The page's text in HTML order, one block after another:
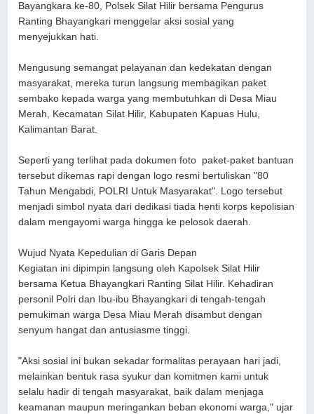
Bayangkara ke-80, Polsek Silat Hilir bersama Pengurus
Ranting Bhayangkari menggelar aksi sosial yang
menyejukkan hati.
Mengusung semangat pelayanan dan kedekatan dengan
masyarakat, mereka turun langsung membagikan paket
sembako kepada warga yang membutuhkan di Desa Miau
Merah, Kecamatan Silat Hilir, Kabupaten Kapuas Hulu,
Kalimantan Barat.
Seperti yang terlihat pada dokumen foto paket-paket bantuan
tersebut dikemas rapi dengan logo resmi bertuliskan "80
Tahun Mengabdi, POLRI Untuk Masyarakat". Logo tersebut
menjadi simbol nyata dari dedikasi tiada henti korps kepolisian
dalam mengayomi warga hingga ke pelosok daerah.
Wujud Nyata Kepedulian di Garis Depan
Kegiatan ini dipimpin langsung oleh Kapolsek Silat Hilir
bersama Ketua Bhayangkari Ranting Silat Hilir. Kehadiran
personil Polri dan Ibu-ibu Bhayangkari di tengah-tengah
pemukiman warga Desa Miau Merah disambut dengan
senyum hangat dan antusiasme tinggi.
"Aksi sosial ini bukan sekadar formalitas perayaan hari jadi,
melainkan bentuk rasa syukur dan komitmen kami untuk
selalu hadir di tengah masyarakat, baik dalam menjaga
keamanan maupun meringankan beban ekonomi warga," ujar